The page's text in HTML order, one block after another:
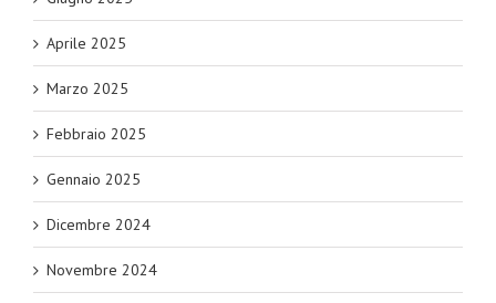
Aprile 2025
Marzo 2025
Febbraio 2025
Gennaio 2025
Dicembre 2024
Novembre 2024